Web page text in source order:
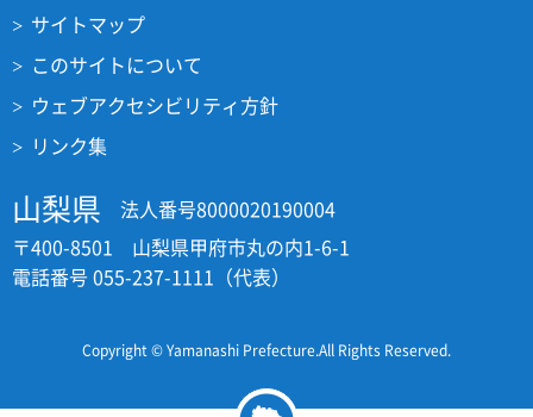
サイトマップ
このサイトについて
ウェブアクセシビリティ方針
リンク集
山梨県
法人番号8000020190004
〒400-8501 山梨県甲府市丸の内1-6-1
電話番号 055-237-1111（代表）
Copyright © Yamanashi Prefecture.All Rights Reserved.